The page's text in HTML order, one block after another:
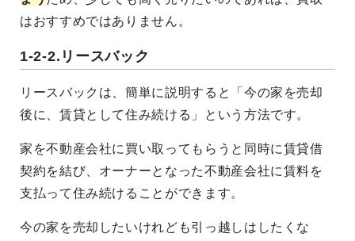
はおすすめではありません。
1-2-2.リースバック
リースバックは、簡単に説明すると「今の家を売却
後に、賃貸として住み続ける」という方法です。
家を不動産会社に買い取ってもらうと同時に賃貸借
契約を結び、オーナーとなった不動産会社に賃料を
支払って住み続けることができます。
今の家を売却したいけれども引っ越しはしたくな